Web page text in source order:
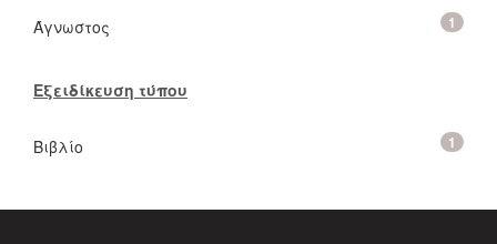
1
Άγνωστος
Εξειδίκευση τύπου
1
Βιβλίο